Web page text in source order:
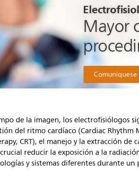
Mayor
Comuníquese
de la imagen, los
del ritmo cardíaco (Cardiac
CRT), el manejo y la extracción de
reducir la exposición a la
y sistemas diferentes durante